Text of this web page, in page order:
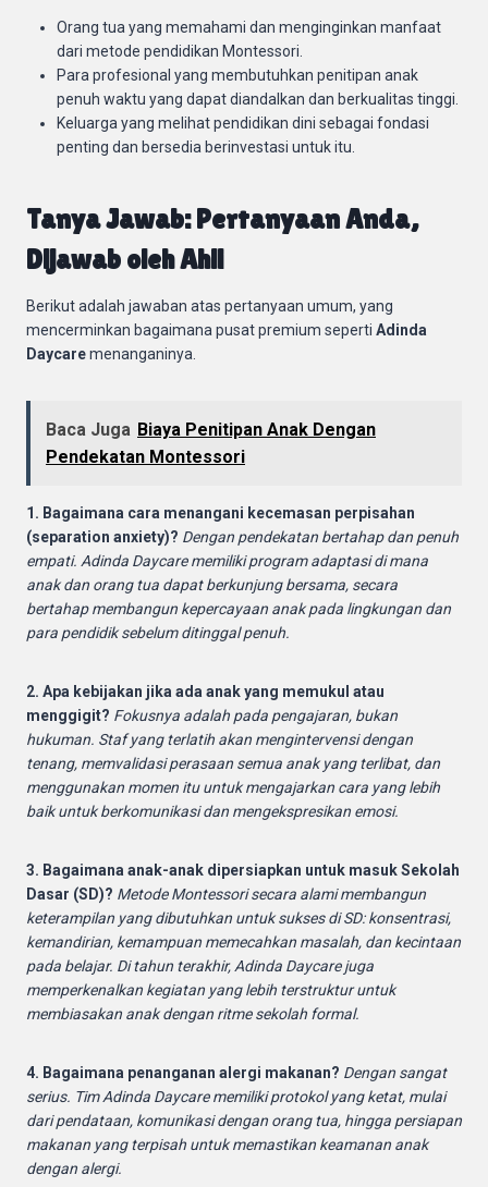
Orang tua yang memahami dan menginginkan manfaat
dari metode pendidikan Montessori.
Para profesional yang membutuhkan penitipan anak
penuh waktu yang dapat diandalkan dan berkualitas tinggi.
Keluarga yang melihat pendidikan dini sebagai fondasi
penting dan bersedia berinvestasi untuk itu.
Tanya Jawab: Pertanyaan Anda,
Dijawab oleh Ahli
Berikut adalah jawaban atas pertanyaan umum, yang
mencerminkan bagaimana pusat premium seperti Adinda
Daycaremenanganinya.
Baca Juga Biaya Penitipan Anak Dengan
Pendekatan Montessori
1. Bagaimana cara menangani kecemasan perpisahan
(separation anxiety)? Dengan pendekatan bertahap dan penuh
empati. Adinda Daycare memiliki program adaptasi di mana
anak dan orang tua dapat berkunjung bersama, secara
bertahap membangun kepercayaan anak pada lingkungan dan
para pendidik sebelum ditinggal penuh.
2. Apa kebijakan jika ada anak yang memukul atau
menggigit? Fokusnya adalah pada pengajaran, bukan
hukuman. Staf yang terlatih akan mengintervensi dengan
tenang, memvalidasi perasaan semua anak yang terlibat, dan
menggunakan momen itu untuk mengajarkan cara yang lebih
baik untuk berkomunikasi dan mengekspresikan emosi.
3. Bagaimana anak-anak dipersiapkan untuk masuk Sekolah
Dasar (SD)? Metode Montessori secara alami membangun
keterampilan yang dibutuhkan untuk sukses di SD: konsentrasi,
kemandirian, kemampuan memecahkan masalah, dan kecintaan
pada belajar. Di tahun terakhir, Adinda Daycare juga
memperkenalkan kegiatan yang lebih terstruktur untuk
membiasakan anak dengan ritme sekolah formal.
4. Bagaimana penanganan alergi makanan? Dengan sangat
serius. Tim Adinda Daycare memiliki protokol yang ketat, mulai
dari pendataan, komunikasi dengan orang tua, hingga persiapan
makanan yang terpisah untuk memastikan keamanan anak
dengan alergi.